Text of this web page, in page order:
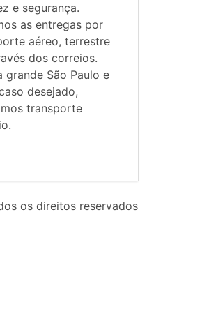
e segurança.
as entregas por
aéreo, terrestre
dos correios.
grande São Paulo e
desejado,
transporte
os direitos reservados